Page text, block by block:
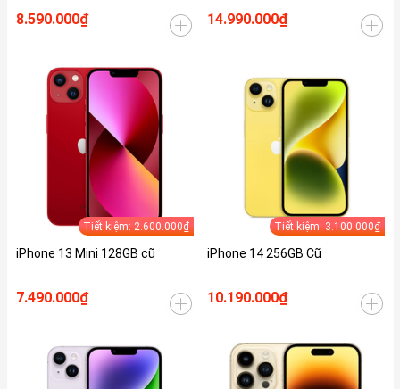
8.590.000₫ 14.990.000₫
Tiết kiệm: 2.600.000₫
iPhone 13 Mini 128GB cũ
7.490.000₫
Tiết kiệm: 3.100.000₫
iPhone 14 256GB Cũ
10.190.000₫